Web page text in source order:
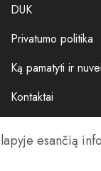
DUK
Privatumo politika
Ką pamatyti ir
Kontaktai
esančią